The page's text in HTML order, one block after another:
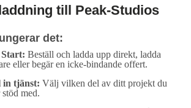
till Peak-Studios
det:
Beställ och ladda upp direkt, ladda
eller begär en icke-bindande offert.
in tjänst: Välj vilken del av ditt projekt du
med.